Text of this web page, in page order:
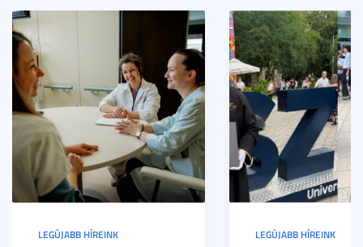
LEGÚJABB HÍREINK LEGÚJABB HÍREINK